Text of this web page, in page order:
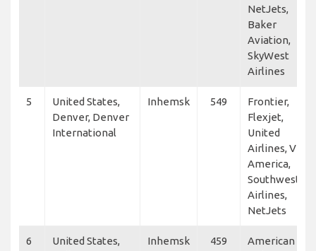
NetJets,
Baker
Aviation,
SkyWest
Airlines
5
United States,
Denver, Denver
International
Inhemsk 549
Frontier,
Flexjet,
United
Airlines, Vista
America,
Southwest
Airlines,
NetJets
6
United States,
Inhemsk 459
American